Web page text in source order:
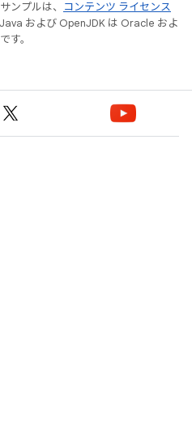
ンプルは、
コンテンツ ライセンス
および OpenJDK は Oracle およ
す。